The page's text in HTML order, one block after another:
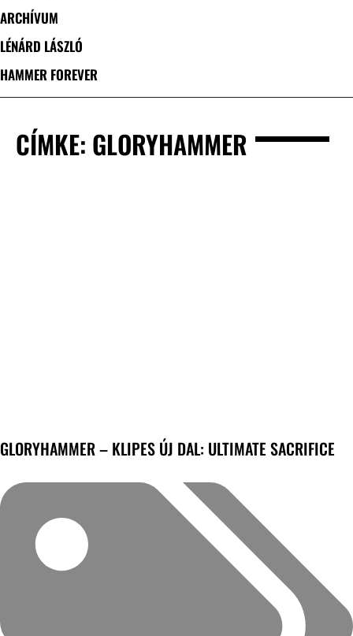
ARCHÍVUM
LÉNÁRD LÁSZLÓ
HAMMER FOREVER
CÍMKE: GLORYHAMMER
GLORYHAMMER – KLIPES ÚJ DAL: ULTIMATE SACRIFICE